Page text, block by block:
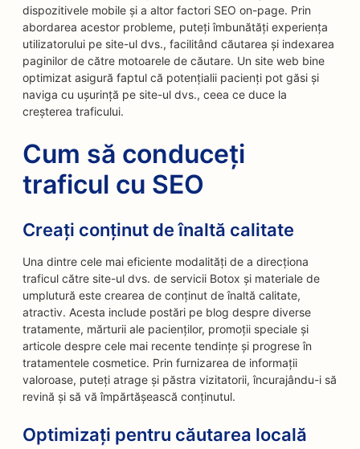
dispozitivele mobile și a altor factori SEO on-page. Prin
abordarea acestor probleme, puteți îmbunătăți experiența
utilizatorului pe site-ul dvs., facilitând căutarea și indexarea
paginilor de către motoarele de căutare. Un site web bine
optimizat asigură faptul că potențialii pacienți pot găsi și
naviga cu ușurință pe site-ul dvs., ceea ce duce la
creșterea traficului.
Cum să conduceți
traficul cu SEO
Creați conținut de înaltă calitate
Una dintre cele mai eficiente modalități de a direcționa
traficul către site-ul dvs. de servicii Botox și materiale de
umplutură este crearea de conținut de înaltă calitate,
atractiv. Acesta include postări pe blog despre diverse
tratamente, mărturii ale pacienților, promoții speciale și
articole despre cele mai recente tendințe și progrese în
tratamentele cosmetice. Prin furnizarea de informații
valoroase, puteți atrage și păstra vizitatorii, încurajându-i să
revină și să vă împărtășească conținutul.
Optimizați pentru căutarea locală